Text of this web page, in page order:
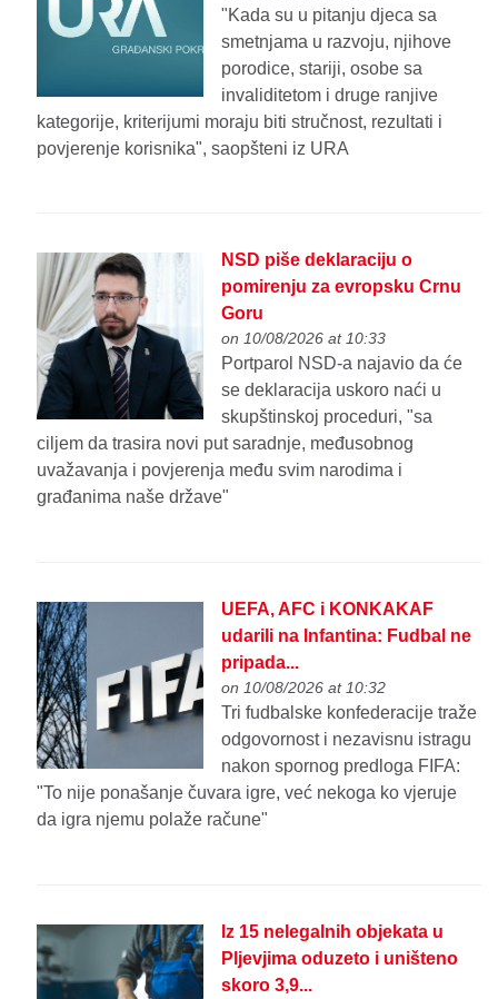
"Kada su u pitanju djeca sa
smetnjama u razvoju, njihove
porodice, stariji, osobe sa
invaliditetom i druge ranjive
kategorije, kriterijumi moraju biti stručnost, rezultati i
povjerenje korisnika", saopšteni iz URA
NSD piše deklaraciju o
pomirenju za evropsku Crnu
Goru
on 10/08/2026 at 10:33
Portparol NSD-a najavio da će
se deklaracija uskoro naći u
skupštinskoj proceduri, "sa
ciljem da trasira novi put saradnje, međusobnog
uvažavanja i povjerenja među svim narodima i
građanima naše države"
UEFA, AFC i KONKAKAF
udarili na Infantina: Fudbal ne
pripada...
on 10/08/2026 at 10:32
Tri fudbalske konfederacije traže
odgovornost i nezavisnu istragu
nakon spornog predloga FIFA:
"To nije ponašanje čuvara igre, već nekoga ko vjeruje
da igra njemu polaže račune"
Iz 15 nelegalnih objekata u
Pljevjima oduzeto i uništeno
skoro 3,9...